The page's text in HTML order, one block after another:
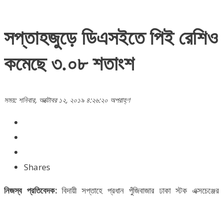
সপ্তাহজুড়ে ডিএসইতে পিই রেশিও
কমেছে ৩.০৮ শতাংশ
সময়: শনিবার, অক্টোবর ১২, ২০১৯ ৪:২৬:২০ অপরাহ্ণ
Shares
নিজস্ব প্রতিবেদক: বিদায়ী সপ্তাহে প্রধান পুঁজিবাজার ঢাকা স্টক এক্সচেঞ্জের